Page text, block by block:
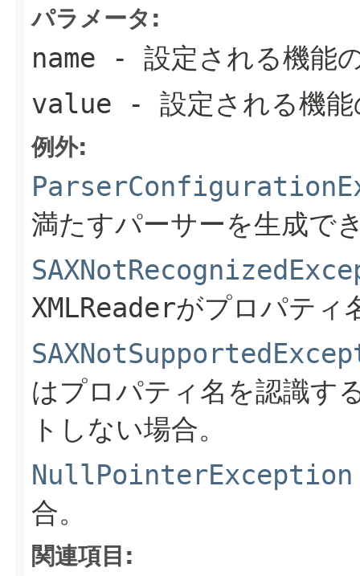
パラメータ:
name - 設定される機能
value - 設定される機能
例外:
満たすパーサーを生成で
XMLReaderがプロパティ
はプロパティ名を認識す
トしない場合。
NullPointerException
合。
関連項目: